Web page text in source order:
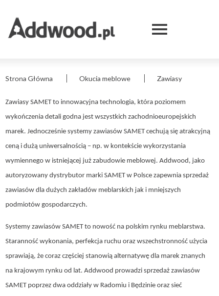
Zawiasy
-
hurtownie
stolarskie
Skip
to
main
Przejdź
do
treści
Skip
to
search
Skip
to
footer
nawigacyjna
Strona Główna Okucia meblowe Zawiasy
Zawiasy SAMET to innowacyjna technologia, która poziomem
wykończenia detali godna jest wszystkich zachodnioeuropejskich
marek. Jednocześnie systemy zawiasów SAMET cechują się atrakcyjną
ceną i dużą uniwersalnością – np. w kontekście wykorzystania
wymiennego w istniejącej już zabudowie meblowej. Addwood, jako
autoryzowany dystrybutor marki SAMET w Polsce zapewnia sprzedaż
zawiasów dla dużych zakładów meblarskich jak i mniejszych
podmiotów gospodarczych.
Systemy zawiasów SAMET to nowość na polskim rynku meblarstwa.
Staranność wykonania, perfekcja ruchu oraz wszechstronność użycia
sprawiają, że coraz częściej stanowią alternatywę dla marek znanych
na krajowym rynku od lat. Addwood prowadzi sprzedaż zawiasów
SAMET poprzez dwa oddziały w Radomiu i Będzinie oraz sieć